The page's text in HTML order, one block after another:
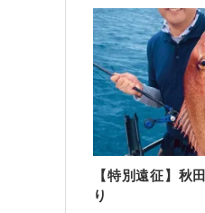
【特別遠征】秋
り